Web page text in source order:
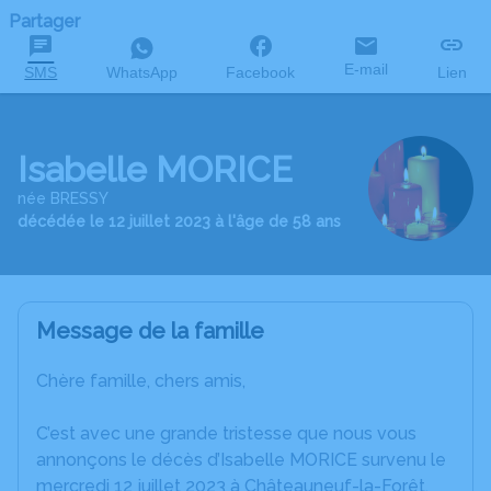
Partager
SMS WhatsApp Facebook E-mail Lien
Isabelle MORICE
née BRESSY
décédée le 12 juillet 2023 à l'âge de 58 ans
Message de la famille
Chère famille, chers amis,
C’est avec une grande tristesse que nous vous
annonçons le décès d’Isabelle MORICE survenu le
mercredi 12 juillet 2023 à Châteauneuf-la-Forêt.